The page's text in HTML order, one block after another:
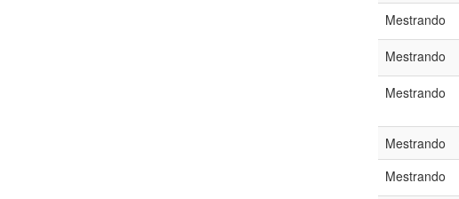
Mestrando
Mestrando
Mestrando
Mestrando
Mestrando